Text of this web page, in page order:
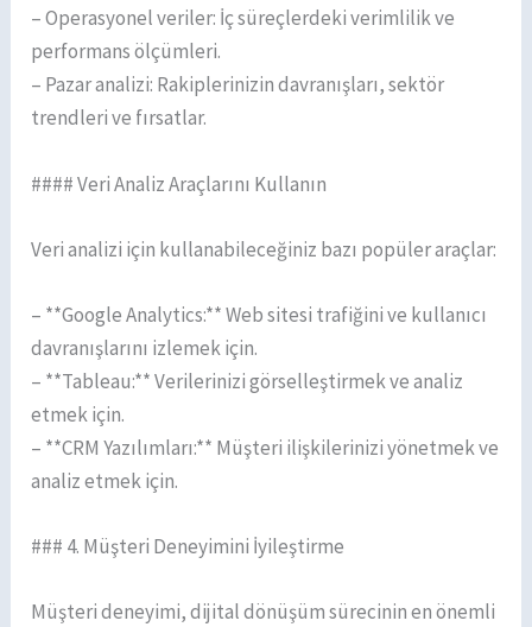
– Operasyonel veriler: İç süreçlerdeki verimlilik ve
performans ölçümleri.
– Pazar analizi: Rakiplerinizin davranışları, sektör
trendleri ve fırsatlar.
#### Veri Analiz Araçlarını Kullanın
Veri analizi için kullanabileceğiniz bazı popüler araçlar:
– **Google Analytics:** Web sitesi trafiğini ve kullanıcı
davranışlarını izlemek için.
– **Tableau:** Verilerinizi görselleştirmek ve analiz
etmek için.
– **CRM Yazılımları:** Müşteri ilişkilerinizi yönetmek ve
analiz etmek için.
### 4. Müşteri Deneyimini İyileştirme
Müşteri deneyimi, dijital dönüşüm sürecinin en önemli